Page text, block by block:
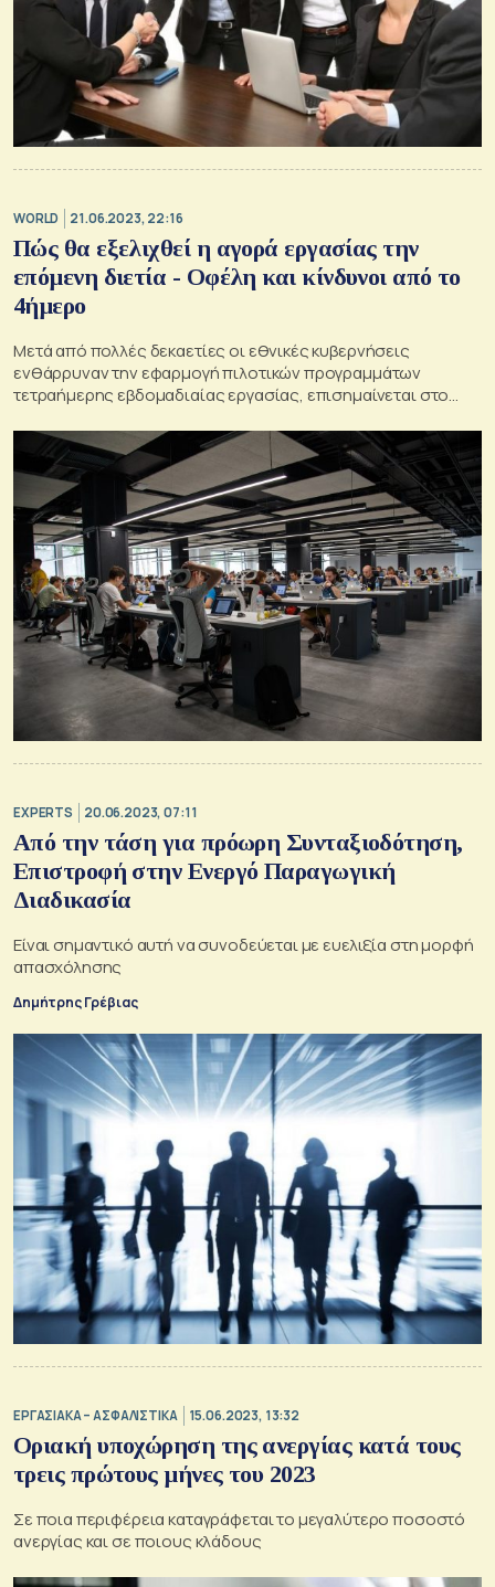
WORLD 21.06.2023, 22:16
Πώς θα εξελιχθεί η αγορά εργασίας την
επόμενη διετία - Οφέλη και κίνδυνοι από το
4ήμερο
Μετά από πολλές δεκαετίες οι εθνικές κυβερνήσεις
ενθάρρυναν την εφαρμογή πιλοτικών προγραμμάτων
τετραήμερης εβδομαδιαίας εργασίας, επισημαίνεται στο
EXPERTS 20.06.2023, 07:11
Από την τάση για πρόωρη Συνταξιοδότηση,
Επιστροφή στην Ενεργό Παραγωγική
Διαδικασία
Είναι σημαντικό αυτή να συνοδεύεται με ευελιξία στη μορφή
απασχόλησης
Δημήτρης Γρέβιας
ΕΡΓΑΣΙΑΚΑ – ΑΣΦΑΛΙΣΤΙΚΑ 15.06.2023, 13:32
Οριακή υποχώρηση της ανεργίας κατά τους
τρεις πρώτους μήνες του 2023
Σε ποια περιφέρεια καταγράφεται το μεγαλύτερο ποσοστό
ανεργίας και σε ποιους κλάδους